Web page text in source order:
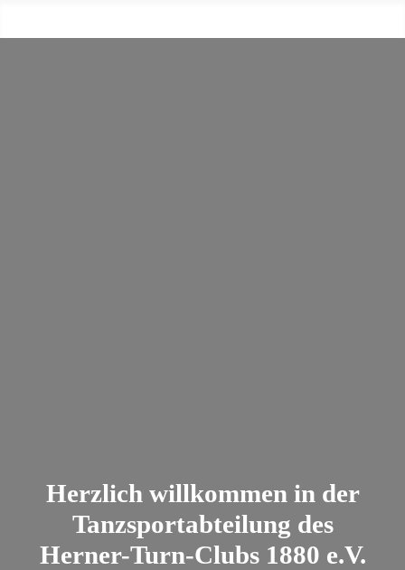
Herzlich willkommen in der
Tanzsportabteilung des
Herner-Turn-Clubs 1880 e.V.